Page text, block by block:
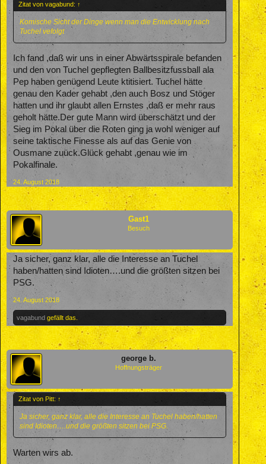
Zitat von vagabund: ↑
Komische Sicht der Dinge wenn man die Entwicklung nach
Tuchel vefolgt
Ich fand ,daß wir uns in einer Abwärtsspirale befanden
und den von Tuchel gepflegten Ballbesitzfussball ala
Pep haben genügend Leute ktitisiert. Tuchel hätte
genau den Kader gehabt ,den auch Bosz und Stöger
hatten und ihr glaubt allen Ernstes ,daß er mehr raus
geholt hätte.Der gute Mann wird überschätzt und der
Sieg im Pokal über die Roten ging ja wohl weniger auf
seine taktische Finesse als auf das Genie von
Ousmane zuück.Glück gehabt ,genau wie im
Pokalfinale.
24. August 2018
Gast1
Besuch
Ja sicher, ganz klar, alle die Interesse an Tuchel
haben/hatten sind Idioten….und die größten sitzen bei
PSG.
24. August 2018
vagabund gefällt das.
george b.
Hoffnungsträger
Zitat von Pitt: ↑
Ja sicher, ganz klar, alle die Interesse an Tuchel haben/hatten
sind Idioten….und die größten sitzen bei PSG.
Warten wirs ab.